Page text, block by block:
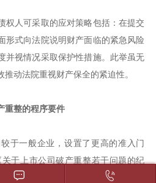
权人可采取的应对策略包括：在提交
形式向法院说明财产面临的紧急风险
并视情况采取保护性措施。此举虽无
动法院重视财产保全的紧迫性。
重整的程序要件
于一般企业，设置了更高的准入门
于上市公司破产重整若干问题的纪
规材料外，还须提交：
 